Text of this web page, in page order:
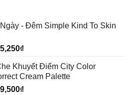
- Đêm Simple Kind To Skin
₫Giá
tại
là:
185,250₫.
Khuyết Điểm City Color
Cream Palette
₫Giá